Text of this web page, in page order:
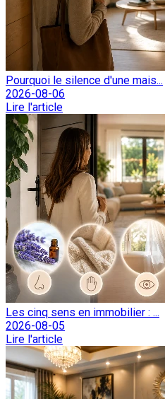
Pourquoi le silence d'une mais...
2026-08-06
Lire l'article
Les cinq sens en immobilier : ...
2026-08-05
Lire l'article